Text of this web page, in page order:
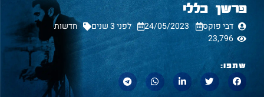
פרשן כללי
דבי פוקס 24/05/2023 לפני 3 שנים
חדשות
23,796
שתפו: